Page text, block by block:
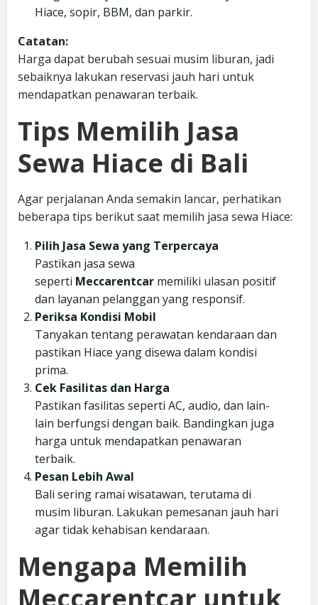
Hiace, sopir, BBM, dan parkir.
Catatan:
Harga dapat berubah sesuai musim liburan, jadi
sebaiknya lakukan reservasi jauh hari untuk
mendapatkan penawaran terbaik.
Tips Memilih Jasa
Sewa Hiace di Bali
Agar perjalanan Anda semakin lancar, perhatikan
beberapa tips berikut saat memilih jasa sewa Hiace:
Pilih Jasa Sewa yang Terpercaya
Pastikan jasa sewa
seperti Meccarentcar memiliki ulasan positif
dan layanan pelanggan yang responsif.
Periksa Kondisi Mobil
Tanyakan tentang perawatan kendaraan dan
pastikan Hiace yang disewa dalam kondisi
prima.
Cek Fasilitas dan Harga
Pastikan fasilitas seperti AC, audio, dan lain-
lain berfungsi dengan baik. Bandingkan juga
harga untuk mendapatkan penawaran
terbaik.
Pesan Lebih Awal
Bali sering ramai wisatawan, terutama di
musim liburan. Lakukan pemesanan jauh hari
agar tidak kehabisan kendaraan.
Mengapa Memilih